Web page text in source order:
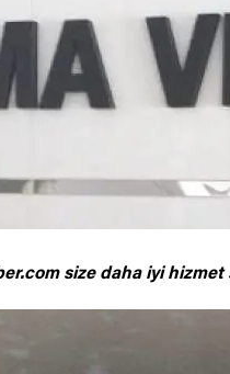
size daha iyi